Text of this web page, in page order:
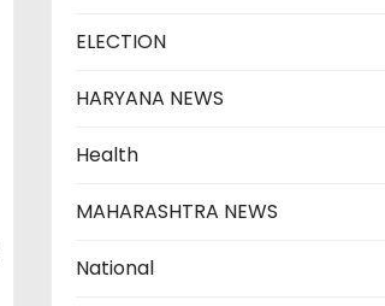
ELECTION
HARYANA NEWS
Health
MAHARASHTRA NEWS
National